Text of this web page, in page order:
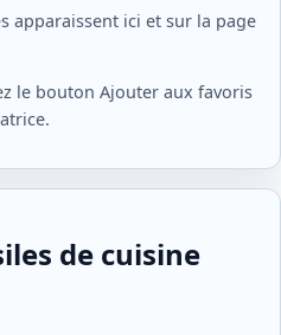
apparaissent ici et sur la page
le bouton Ajouter aux favoris
de cuisine